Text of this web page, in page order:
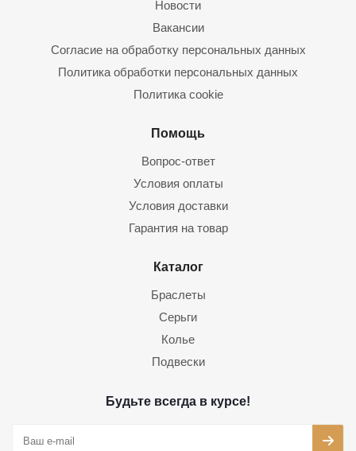
Новости
Вакансии
Согласие на обработку персональных данных
Политика обработки персональных данных
Политика cookie
Помощь
Вопрос-ответ
Условия оплаты
Условия доставки
Гарантия на товар
Каталог
Браслеты
Серьги
Колье
Подвески
Будьте всегда в курсе!